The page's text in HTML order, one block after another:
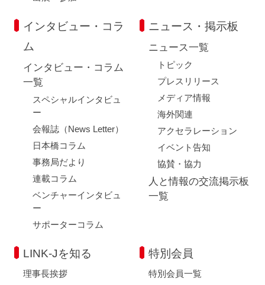
インタビュー・コラ
ム
インタビュー・コラム
一覧
スペシャルインタビュ
ー
会報誌（News Letter）
日本橋コラム
事務局だより
連載コラム
ベンチャーインタビュ
ー
サポーターコラム
ニュース・掲示板
ニュース一覧
トピック
プレスリリース
メディア情報
海外関連
アクセラレーション
イベント告知
協賛・協力
人と情報の交流掲示板
一覧
LINK-Jを知る
理事長挨拶
特別会員
特別会員一覧